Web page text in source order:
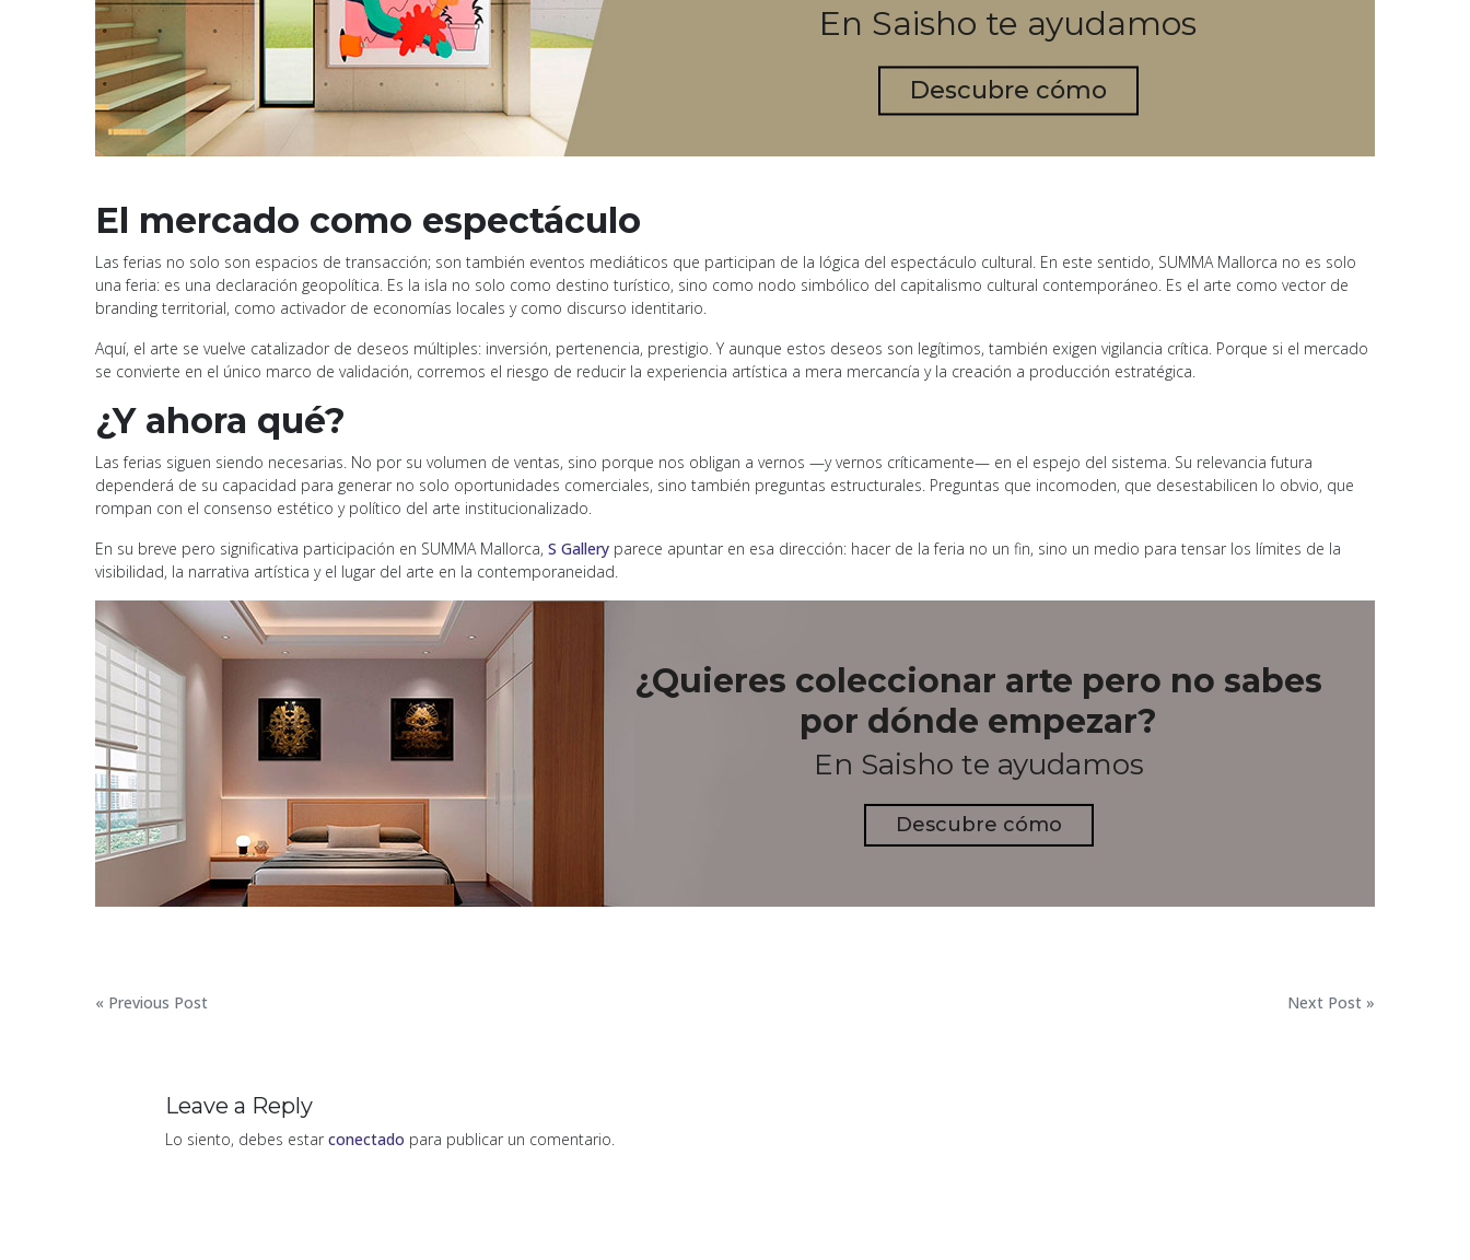
En Saisho te ayudamos
Descubre cómo
El mercado como espectáculo
Las ferias no solo son espacios de transacción; son también eventos mediáticos que participan de la lógica del espectáculo cultural. En este sentido, SUMMA Mallorca no es solo
una feria: es una declaración geopolítica. Es la isla no solo como destino turístico, sino como nodo simbólico del capitalismo cultural contemporáneo. Es el arte como vector de
branding territorial, como activador de economías locales y como discurso identitario.
Aquí, el arte se vuelve catalizador de deseos múltiples: inversión, pertenencia, prestigio. Y aunque estos deseos son legítimos, también exigen vigilancia crítica. Porque si el mercado
se convierte en el único marco de validación, corremos el riesgo de reducir la experiencia artística a mera mercancía y la creación a producción estratégica.
¿Y ahora qué?
Las ferias siguen siendo necesarias. No por su volumen de ventas, sino porque nos obligan a vernos —y vernos críticamente— en el espejo del sistema. Su relevancia futura
dependerá de su capacidad para generar no solo oportunidades comerciales, sino también preguntas estructurales. Preguntas que incomoden, que desestabilicen lo obvio, que
rompan con el consenso estético y político del arte institucionalizado.
En su breve pero significativa participación en SUMMA Mallorca, S Gallery parece apuntar en esa dirección: hacer de la feria no un fin, sino un medio para tensar los límites de la
visibilidad, la narrativa artística y el lugar del arte en la contemporaneidad.
¿Quieres coleccionar arte pero no sabes
por dónde empezar?
En Saisho te ayudamos
Descubre cómo
Navegación
entradas
« Previous Post Next Post »
Leave a Reply
Lo siento, debes estar conectado para publicar un comentario.